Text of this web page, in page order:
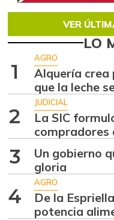
VER
LO
1
AGRO
Alquería
que la leche
2
JUDICIAL
La SIC
compradores
3
Un gobierno
gloria
4
AGRO
De la
potencia